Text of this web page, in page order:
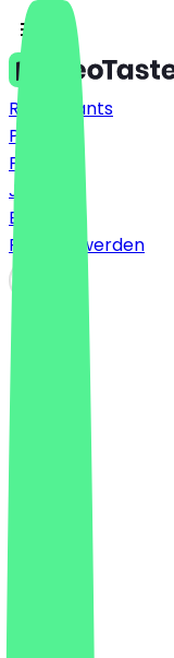
Restaurants
Preise
FAQ
Jobs
Blog
Partner werden